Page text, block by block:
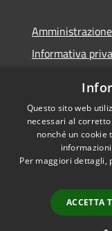
Informativa
Dichiarazione di
RSS
Questo sito web
necessari al
nonché un
Per maggiori dettagli,
ACCETTA